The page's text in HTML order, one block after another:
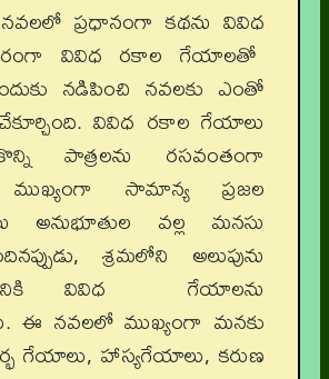
ప్రధానంగా కథను వివిధ
వివిధ రకాల గేయాలతో
నడిపించి నవలకు ఎంతో
వివిధ రకాల గేయాలు
పాత్రలను రసవంతంగా
ముఖ్యంగా సామాన్య ప్రజల
అనుభూతుల వల్ల మనసు
శ్రమలోని అలుపును
వివిధ గేయాలను
ఈ నవలలో ముఖ్యంగా మనకు
గేయాలు, హాస్యగేయాలు, కరుణ